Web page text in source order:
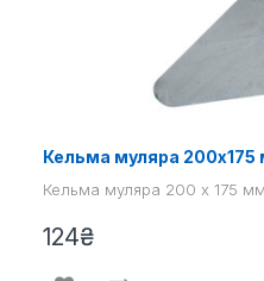
Кельма муляра 200х175
Кельма муляра 200 x 175
124₴